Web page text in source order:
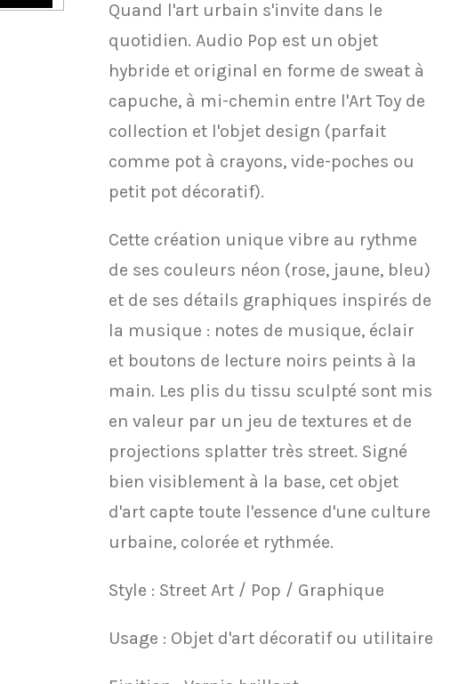
​Quand l'art urbain s'invite dans le
quotidien. Audio Pop est un objet
hybride et original en forme de sweat à
capuche, à mi-chemin entre l'Art Toy de
collection et l'objet design (parfait
comme pot à crayons, vide-poches ou
petit pot décoratif).
​Cette création unique vibre au rythme
de ses couleurs néon (rose, jaune, bleu)
et de ses détails graphiques inspirés de
la musique : notes de musique, éclair
et boutons de lecture noirs peints à la
main. Les plis du tissu sculpté sont mis
en valeur par un jeu de textures et de
projections splatter très street. Signé
bien visiblement à la base, cet objet
d'art capte toute l'essence d'une culture
urbaine, colorée et rythmée.
​Style : Street Art / Pop / Graphique
​Usage : Objet d'art décoratif ou utilitaire